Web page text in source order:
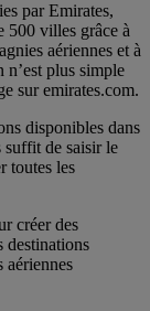
par Emirates,
500 villes grâce à
aériennes et à
n’est plus simple
sur emirates.com.
disponibles dans
suffit de saisir le
toutes les
créer des
destinations
aériennes